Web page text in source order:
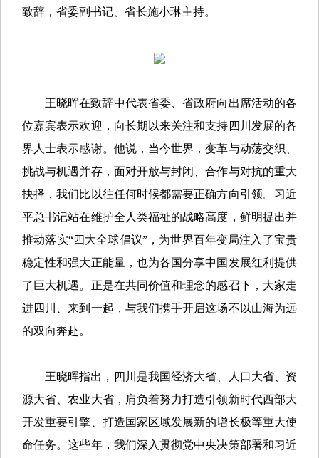
致辞，省委副书记、省长施小琳主持。
王晓晖在致辞中代表省委、省政府向出席活动的各
位嘉宾表示欢迎，向长期以来关注和支持四川发展的各
界人士表示感谢。他说，当今世界，变革与动荡交织、
挑战与机遇并存，面对开放与封闭、合作与对抗的重大
抉择，我们比以往任何时候都需要正确方向引领。习近
平总书记站在维护全人类福祉的战略高度，鲜明提出并
推动落实“四大全球倡议”，为世界百年变局注入了宝贵
稳定性和强大正能量，也为各国分享中国发展红利提供
了巨大机遇。正是在共同价值和理念的感召下，大家走
进四川、来到一起，与我们携手开启这场不以山海为远
的双向奔赴。
王晓晖指出，四川是我国经济大省、人口大省、资
源大省、农业大省，肩负着努力打造引领新时代西部大
开发重要引擎、打造国家区域发展新的增长极等重大使
命任务。这些年，我们深入贯彻党中央决策部署和习近